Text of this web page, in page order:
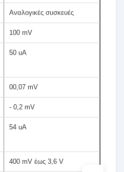
Αναλογικές συσκευές
100 mV
50 uA
00,07 mV
- 0,2 mV
54 uA
400 mV έως 3,6 V